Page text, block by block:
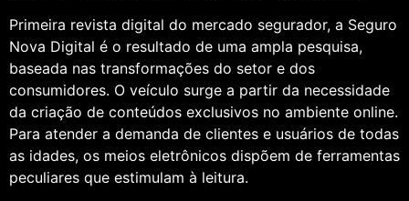
Primeira revista digital do mercado segurador, a Seguro
Nova Digital é o resultado de uma ampla pesquisa,
baseada nas transformações do setor e dos
consumidores. O veículo surge a partir da necessidade
da criação de conteúdos exclusivos no ambiente online.
Para atender a demanda de clientes e usuários de todas
as idades, os meios eletrônicos dispõem de ferramentas
peculiares que estimulam à leitura.